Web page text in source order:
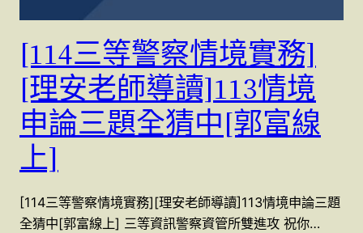
[114三等警察情境實務]
[理安老師導讀]113情境
申論三題全猜中[郭富線
上]
[114三等警察情境實務][理安老師導讀]113情境申論三題
全猜中[郭富線上] 三等資訊警察資管所雙進攻 祝你…